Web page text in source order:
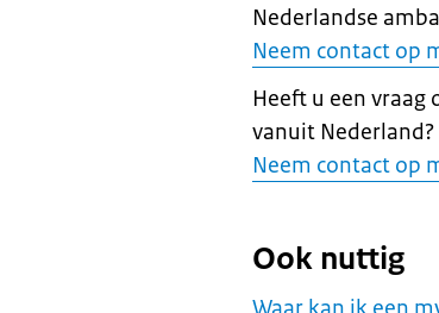
Nederlandse
Neem contact op
Heeft u een vraag
vanuit Nederland?
Neem contact op
Ook nuttig